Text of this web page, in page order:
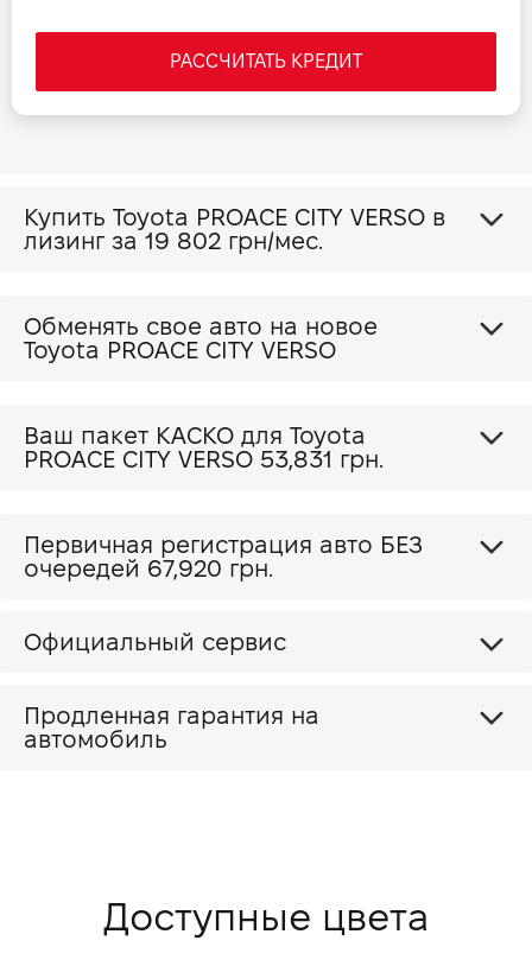
РАССЧИТАТЬ КРЕДИТ
Купить Toyota PROACE CITY VERSO в
лизинг за 19 802 грн/мес.
Обменять свое авто на новое
Toyota PROACE CITY VERSO
Ваш пакет КАСКО для Toyota
PROACE CITY VERSO 53,831 грн.
Первичная регистрация авто БЕЗ
очередей 67,920 грн.
Официальный сервис
Продленная гарантия на
автомобиль
Доступные цвета